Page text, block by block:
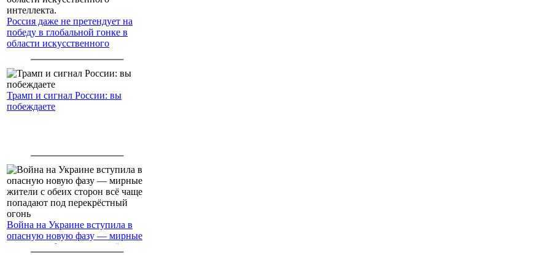
Россия даже не претендует на
победу в глобальной гонке в
области искусственного
Трамп и сигнал России: вы
побеждаете
Война на Украине вступила в
опасную новую фазу — мирные
жители с обеих сторон всё чаще